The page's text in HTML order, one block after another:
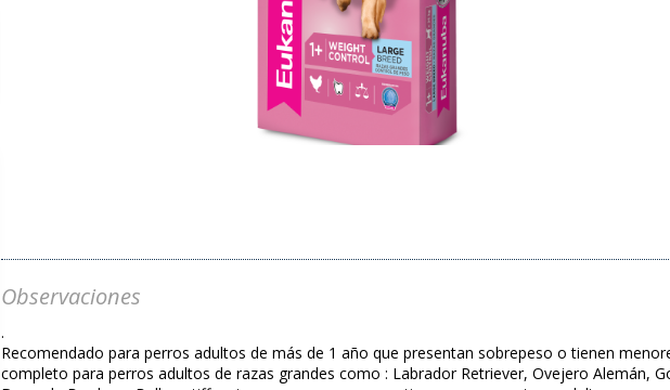
Observaciones
.
Recomendado para perros adultos de más de 1 año que presentan sobrepeso o tienen
completo para perros adultos de razas grandes como : Labrador Retriever, Ovejero Alemán,